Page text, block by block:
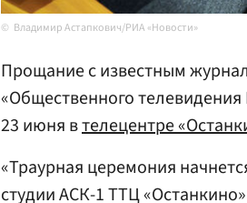
Владимир Астапкович/РИА «Новости»
Прощание с известным
«Общественного
23 июня втелецентре
«Траурная церемония
студии АСК-1 ТТЦ